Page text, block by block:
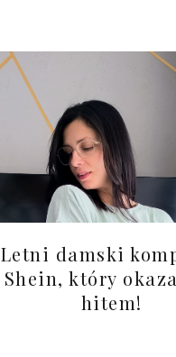
Letni damski
Shein, który
hitem!